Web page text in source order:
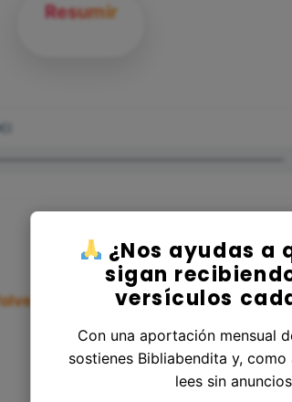
Resumir
al Libro Números
¿Nos ayudas a
sigan
versículos
Con una aportación mensual
sostienes Bibliabendita y,
lees sin